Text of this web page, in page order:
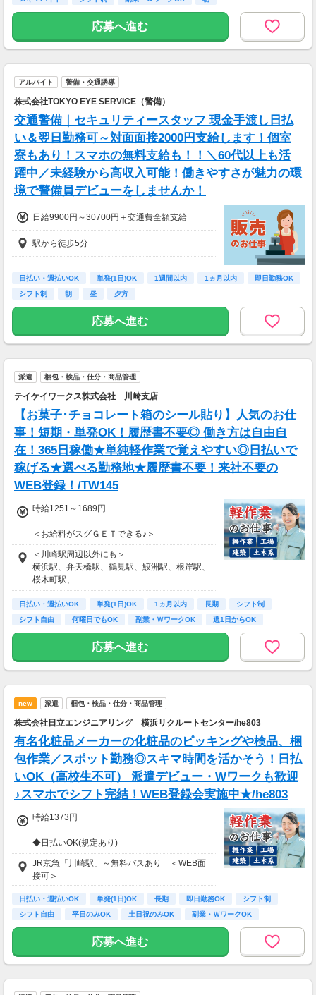
応募へ進む
アルバイト 警備・交通誘導
株式会社TOKYO EYE SERVICE（警備）
交通警備｜セキュリティースタッフ 現金手渡し日払
い＆翌日勤務可～対面面接2000円支給します！個室
寮もあり！スマホの無料支給も！！＼60代以上も活
躍中／未経験から高収入可能！働きやすさが魅力の環
境で警備員デビューをしませんか！
日給9900円～30700円＋交通費全額支給
駅から徒歩5分
日払い・週払いOK 単発(1日)OK 1週間以内 1ヵ月以内
即日勤務OK
シフト制
朝 昼 夕方
応募へ進む
派遣 梱包・検品・仕分・商品管理
テイケイワークス株式会社 川崎支店
【お菓子･チョコレート箱のシール貼り】人気のお仕
事！短期・単発OK！履歴書不要◎ 働き方は自由自
在！365日稼働★単純軽作業で覚えやすい◎日払いで
稼げる★選べる勤務地★履歴書不要！来社不要の
WEB登録！/TW145
時給1251～1689円
＜お給料がスグＧＥＴできる♪＞
【日払いＯＫ】(規定あり)
【週払いＯＫ】(金〆切、翌金支払い)
支払方法はその都度変更可能◎
時給1350円×1日8h勤務×月21日
→月収22万6800円
(＊'ω')σスグに収入ＵＰしたい方必見♪
給与以外に貰える手当が多数！
―――――――――――――――――――
★初勤務手当あり※規定による
★班長手当
⇒1日500円（班長3394名活躍中）
＜川崎駅周辺以外にも＞
横浜駅、弁天橋駅、鶴見駅、鮫洲駅、根岸駅、
桜木町駅、
大森駅、武蔵小杉駅、中山駅など
色々な勤務地をご用意。
「川崎駅」「鶴見駅」「品川駅」「根岸駅」に
無料送迎バスがある現場あり◎
「学校の近くで」
日払い・週払いOK 単発(1日)OK 1ヵ月以内 長期
シフト制
シフト自由
何曜日でもOK 副業・ＷワークOK 週1日からOK
応募へ進む
new 派遣 梱包・検品・仕分・商品管理
株式会社日立エンジニアリング 横浜リクルートセンター/he803
有名化粧品メーカーの化粧品のピッキングや検品、梱
包作業／スポット勤務◎スキマ時間を活かそう！日払
いOK（高校生不可） 派遣デビュー・Wワークも歓迎
♪スマホでシフト完結！WEB登録会実施中★/he803
時給1373円
◆日払いOK(規定あり)
◆残業代全額支給
＜週5日勤務の方＞
時給1373円×8h勤務×月21日
=月収23万664円以上
JR京急「川崎駅」～無料バスあり ＜WEB面
接可＞
日払い・週払いOK 単発(1日)OK 長期 即日勤務OK
シフト制
シフト自由
平日のみOK 土日祝のみOK 副業・ＷワークOK
応募へ進む